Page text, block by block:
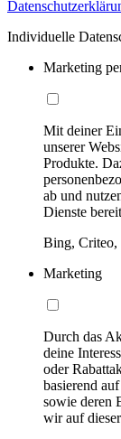
Individuelle
Marketing
Mit deiner
unserer
Produkte.
ab und
Dienste
Bing, Criteo,
Marketing
Durch das
deine
oder
basierend
sowie deren
wir auf